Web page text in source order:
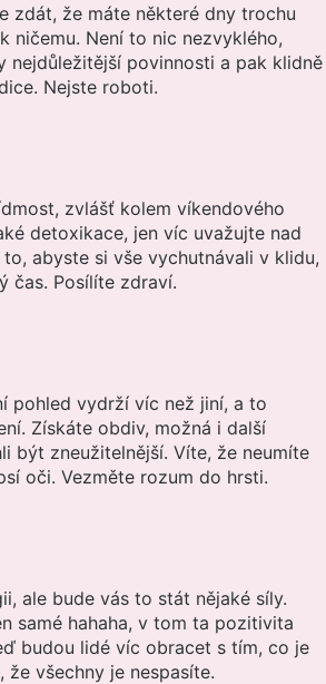
zdát, že máte některé dny trochu
ničemu. Není to nic nezvyklého,
povinnosti a pak klidně
Nejste roboti.
zvlášť kolem víkendového
detoxikace, jen víc uvažujte nad
abyste si vše vychutnávali v klidu,
čas. Posílíte zdraví.
pohled vydrží víc než jiní, a to
Získáte obdiv, možná i další
být zneužitelnější. Víte, že neumíte
oči. Vezměte rozum do hrsti.
ale bude vás to stát nějaké síly.
samé hahaha, v tom ta pozitivita
budou lidé víc obracet s tím, co je
všechny je nespasíte.